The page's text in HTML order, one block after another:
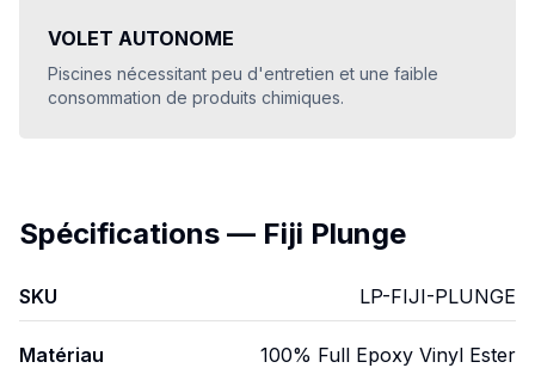
VOLET AUTONOME
Piscines nécessitant peu d'entretien et une faible
consommation de produits chimiques.
Spécifications — Fiji Plunge
SKU LP-FIJI-PLUNGE
Matériau 100% Full Epoxy Vinyl Ester